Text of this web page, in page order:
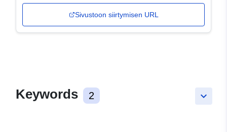
Sivustoon siirtymisen URL
keyboard_arrow_down
Keywords 2